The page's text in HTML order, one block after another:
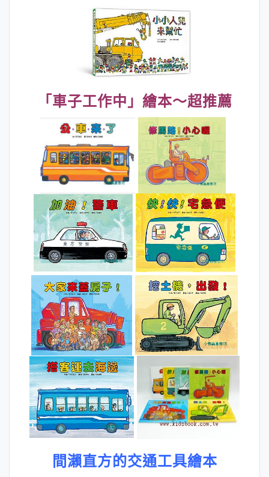
「車子工作中」繪本～超推薦
間瀨直方的交通工具繪本